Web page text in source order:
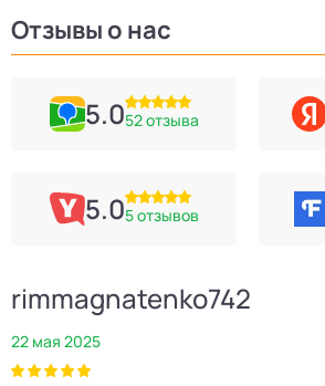
Отзывы о нас
5.052 отзыва
5.05 отзывов
rimmagnatenko742
22 мая 2025